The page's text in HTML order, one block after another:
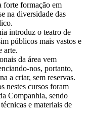
forte formação em
na diversidade das
introduz o teatro de
públicos mais vastos e
arte.
da área vem
nos, portanto,
a criar, sem reservas.
nestes cursos foram
Companhia, sendo
e materiais de